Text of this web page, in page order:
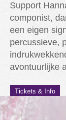
Support
componist,
een eigen
percussieve,
avontuurlijke
Tickets & Info